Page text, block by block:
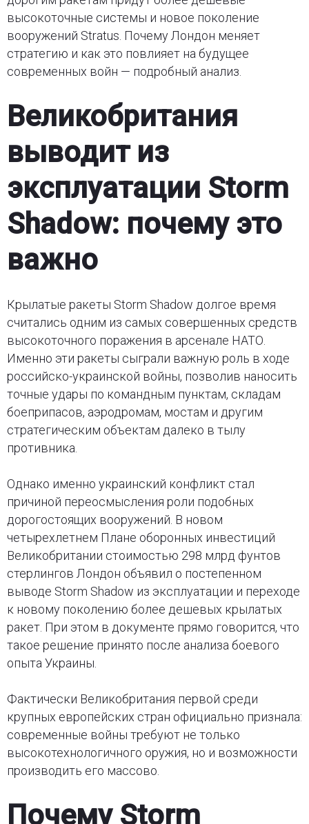
высокоточные системы и новое поколение
вооружений Stratus. Почему Лондон меняет
стратегию и как это повлияет на будущее
современных войн — подробный анализ.
Великобритания
выводит из
эксплуатации Storm
Shadow: почему это
важно
Крылатые ракеты Storm Shadow долгое время
считались одним из самых совершенных средств
высокоточного поражения в арсенале НАТО.
Именно эти ракеты сыграли важную роль в ходе
российско-украинской войны, позволив наносить
точные удары по командным пунктам, складам
боеприпасов, аэродромам, мостам и другим
стратегическим объектам далеко в тылу
противника.
Однако именно украинский конфликт стал
причиной переосмысления роли подобных
дорогостоящих вооружений. В новом
четырехлетнем Плане оборонных инвестиций
Великобритании стоимостью 298 млрд фунтов
стерлингов Лондон объявил о постепенном
выводе Storm Shadow из эксплуатации и переходе
к новому поколению более дешевых крылатых
ракет. При этом в документе прямо говорится, что
такое решение принято после анализа боевого
опыта Украины.
Фактически Великобритания первой среди
крупных европейских стран официально признала:
современные войны требуют не только
высокотехнологичного оружия, но и возможности
производить его массово.
Почему Storm